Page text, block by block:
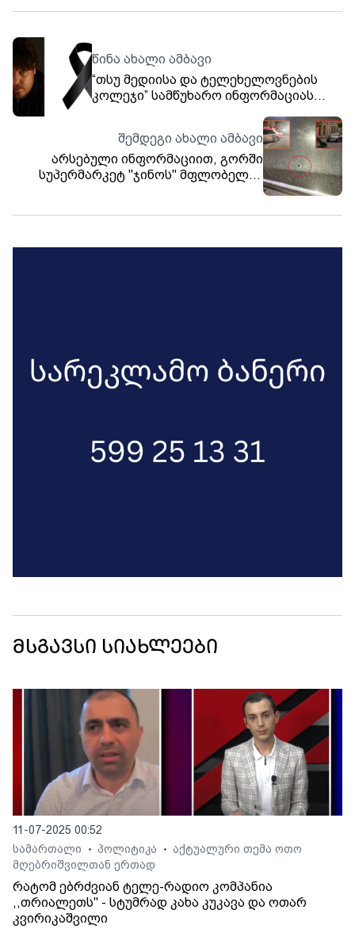
წინა ახალი ამბავი
“თსუ მედიისა და ტელეხელოვნების
კოლეჯი” სამწუხარო ინფორმაციას
შემდეგი ახალი ამბავი
არსებული ინფორმაციით, გორში
სუპერმარკეტ "ჯინოს" მფლობელის
მსგავსი სიახლეები
11-07-2025 00:52
სამართალი
• პოლიტიკა • აქტუალური თემა ოთო
მღებრიშვილთან ერთად
რატომ ებრძვიან ტელე-რადიო კომპანია
,,თრიალეთს'' - სტუმრად კახა კუკავა და ოთარ
კვირიკაშვილი